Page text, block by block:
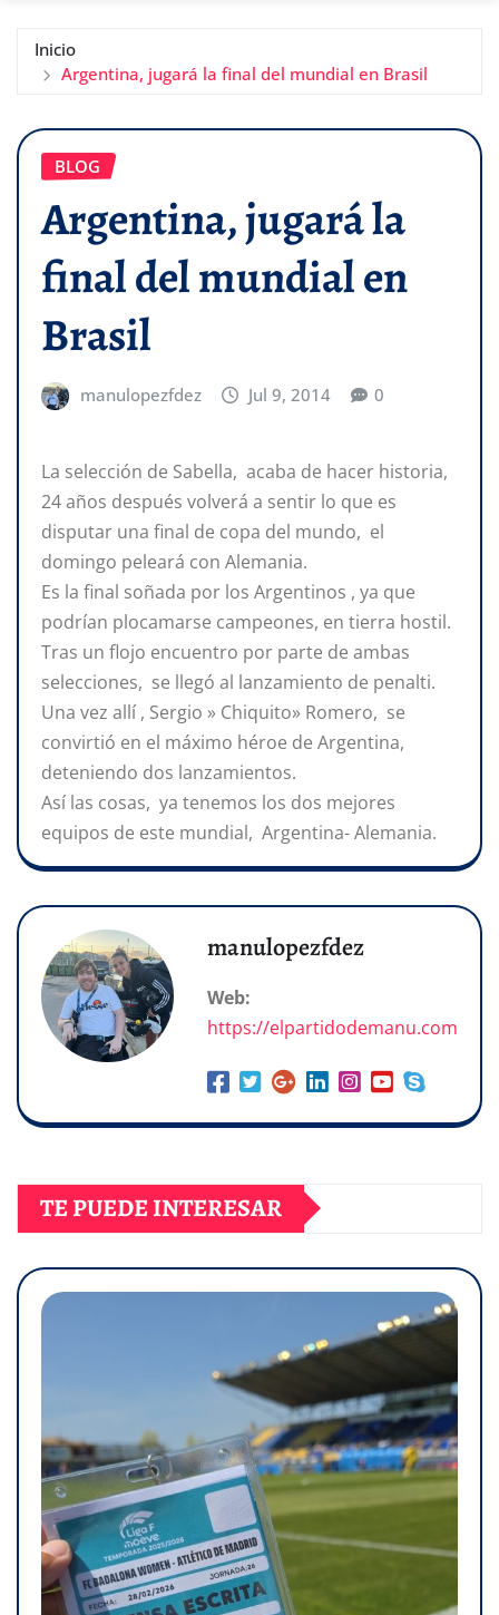
Inicio
Argentina, jugará la final del mundial en Brasil
BLOG
Argentina, jugará la
final del mundial en
Brasil
manulopezfdez Jul 9, 2014 0
La selección de Sabella, acaba de hacer historia,
24 años después volverá a sentir lo que es
disputar una final de copa del mundo, el
domingo peleará con Alemania.
Es la final soñada por los Argentinos , ya que
podrían plocamarse campeones, en tierra hostil.
Tras un flojo encuentro por parte de ambas
selecciones, se llegó al lanzamiento de penalti.
Una vez allí , Sergio » Chiquito» Romero, se
convirtió en el máximo héroe de Argentina,
deteniendo dos lanzamientos.
Así las cosas, ya tenemos los dos mejores
equipos de este mundial, Argentina- Alemania.
manulopezfdez
Web:
https://elpartidodemanu.com
TE PUEDE INTERESAR